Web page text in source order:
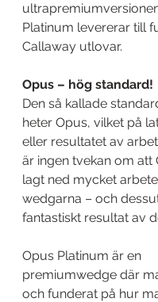
Platinum levererar till
Callaway utlovar.
Opus – hög standard!
Den så kallade
heter Opus, vilket på
eller resultatet av
är ingen tvekan om att
lagt ned mycket
wedgarna – och
fantastiskt resultat av
Opus Platinum är en
premiumwedge där
och funderat på hur